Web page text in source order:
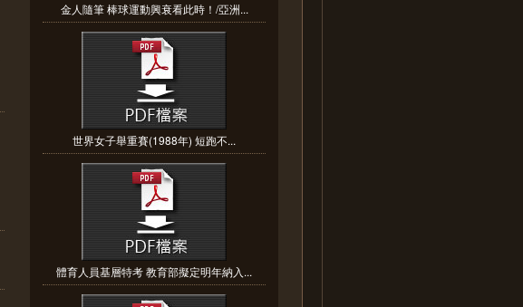
金人隨筆 棒球運動興衰看此時！/亞洲...
世界女子舉重賽(1988年) 短跑不...
體育人員基層特考 教育部擬定明年納入...